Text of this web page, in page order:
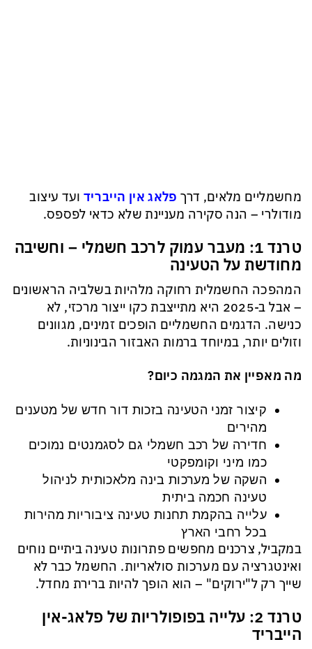
מחשמליים מלאים, דרך פלאג אין הייברידועד עיצוב
מודולרי – הנה סקירה מעניינת שלא כדאי לפספס.
טרנד 1: מעבר עמוק לרכב חשמלי – וחשיבה
מחודשת על הטעינה
המהפכה החשמלית רחוקה מלהיות בשלביה הראשונים
– אבל ב-2025 היא מתייצבת כקו ייצור מרכזי, לא
כנישה. הדגמים החשמליים הופכים זמינים, מגוונים
וזולים יותר, במיוחד ברמות האבזור הבינוניות.
מה מאפיין את המגמה כיום?
קיצור זמני הטעינה בזכות דור חדש של מטענים
מהירים
חדירה של רכב חשמלי גם לסגמנטים נמוכים
כמו מיני וקומפקטי
השקה של מערכות בינה מלאכותית לניהול
טעינה חכמה ביתית
עלייה בהקמת תחנות טעינה ציבוריות מהירות
בכל רחבי הארץ
במקביל, צרכנים מחפשים פתרונות טעינה ביתיים נוחים
ואינטגרציה עם מערכות סולאריות. החשמל כבר לא
שייך רק ל"ירוקים" – הוא הופך להיות ברירת מחדל.
טרנד 2: עלייה בפופולריות של פלאג-אין
הייבריד